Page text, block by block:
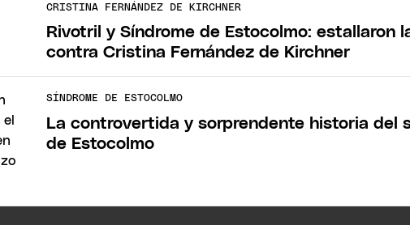
CRISTINA FERNÁNDEZ DE KIRCHNER
Rivotril y Síndrome de Estocolmo: estallaron
contra Cristina Fernández de Kirchner
SÍNDROME DE ESTOCOLMO
La controvertida y sorprendente historia del
de Estocolmo